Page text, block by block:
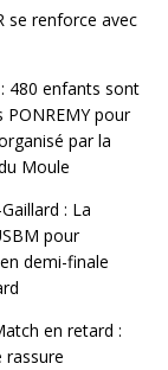
se renforce avec
480 enfants sont
PONREMY pour
par la
Moule
: La
pour
demi-finale
en retard :
rassure